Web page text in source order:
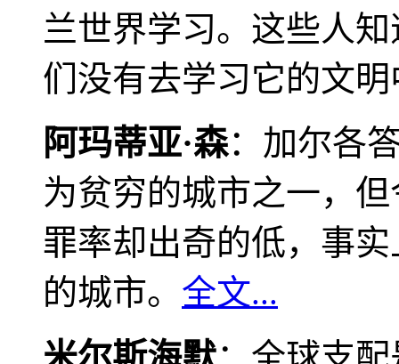
兰世界学习。这些人
们没有去学习它的文
阿玛蒂亚·森：加尔各
为贫穷的城市之一，
罪率却出奇的低，事
的城市。 全文...